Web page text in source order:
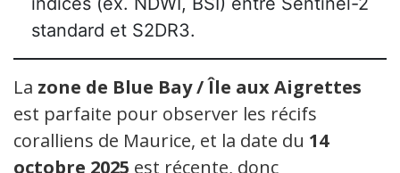
standard et S2DR3.
La zone de Blue Bay / Île aux Aigrettes
est parfaite pour observer les récifs
coralliens de Maurice, et la date du 14
octobre 2025 est récente, donc